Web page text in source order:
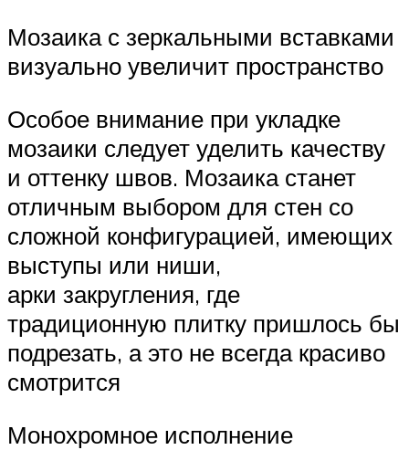
Мозаика с зеркальными вставками
визуально увеличит пространство
Особое внимание при укладке
мозаики следует уделить качеству
и оттенку швов. Мозаика станет
отличным выбором для стен со
сложной конфигурацией, имеющих
выступы или ниши,
арки закругления, где
традиционную плитку пришлось бы
подрезать, а это не всегда красиво
смотрится
Монохромное исполнение